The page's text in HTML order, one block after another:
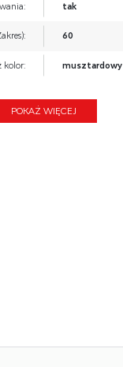
tak
60
kolor: musztardowy
76
POKAŻ WIĘCEJ